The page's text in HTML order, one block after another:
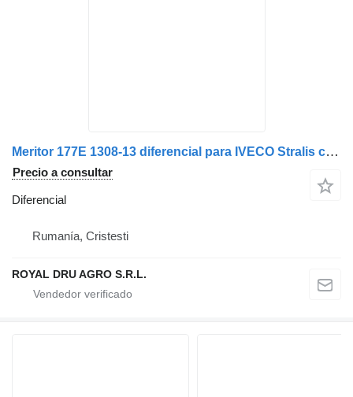
Meritor 177E 1308-13 diferencial para IVECO Stralis camión
Precio a consultar
Diferencial
Rumanía, Cristesti
ROYAL DRU AGRO S.R.L.